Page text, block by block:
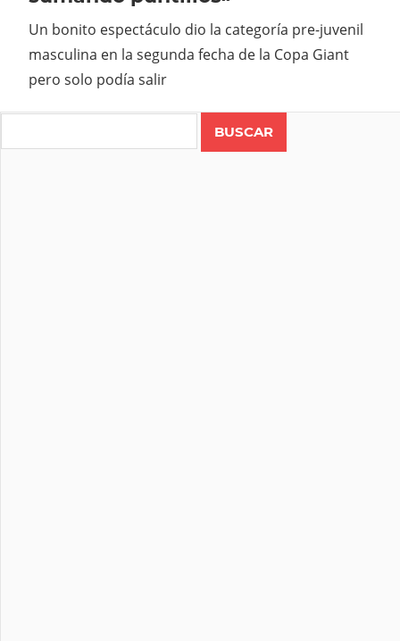
Un bonito espectáculo dio la categoría pre-juvenil
masculina en la segunda fecha de la Copa Giant
pero solo podía salir